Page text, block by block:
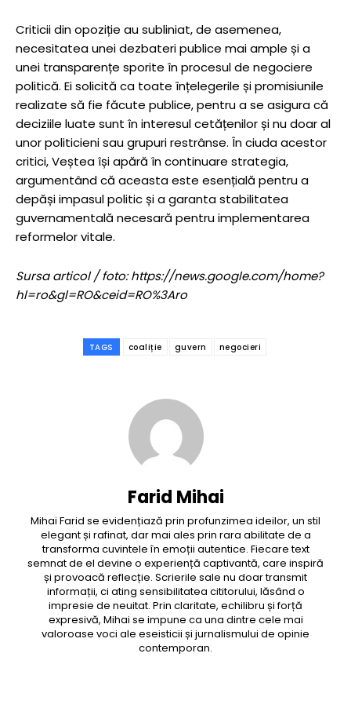
Criticii din opoziție au subliniat, de asemenea,
necesitatea unei dezbateri publice mai ample și a
unei transparențe sporite în procesul de negociere
politică. Ei solicită ca toate înțelegerile și promisiunile
realizate să fie făcute publice, pentru a se asigura că
deciziile luate sunt în interesul cetățenilor și nu doar al
unor politicieni sau grupuri restrânse. În ciuda acestor
critici, Veștea își apără în continuare strategia,
argumentând că aceasta este esențială pentru a
depăși impasul politic și a garanta stabilitatea
guvernamentală necesară pentru implementarea
reformelor vitale.
Sursa articol / foto: https://news.google.com/home?
hl=ro&gl=RO&ceid=RO%3Aro
TAGS coaliție guvern negocieri
Farid Mihai
Mihai Farid se evidențiază prin profunzimea ideilor, un stil
elegant și rafinat, dar mai ales prin rara abilitate de a
transforma cuvintele în emoții autentice. Fiecare text
semnat de el devine o experiență captivantă, care inspiră
și provoacă reflecție. Scrierile sale nu doar transmit
informații, ci ating sensibilitatea cititorului, lăsând o
impresie de neuitat. Prin claritate, echilibru și forță
expresivă, Mihai se impune ca una dintre cele mai
valoroase voci ale eseisticii și jurnalismului de opinie
contemporan.